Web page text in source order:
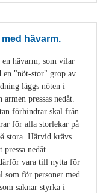
hävarm.
en hävarm, som vilar
en "nöt-stor" grop av
läggs nöten i
pressas nedåt.
förhindrar skal från
för alla storlekar på
stora. Härvid krävs
nedåt.
vara till nytta för
som för personer med
saknar styrka i